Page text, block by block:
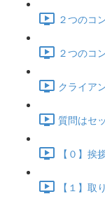
２つのコ
２つのコ
クライア
質問はセ
【０】挨
【１】取